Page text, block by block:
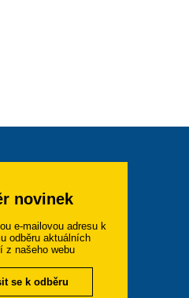
novinek
e-mailovou adresu k
odběru aktuálních
z našeho webu
se k odběru